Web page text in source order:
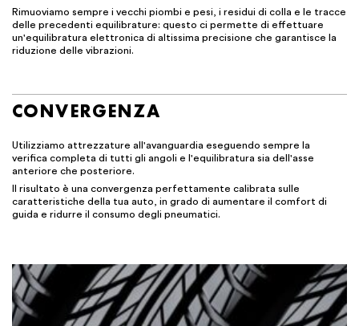
Rimuoviamo sempre i vecchi piombi e pesi, i residui di colla e le tracce
delle precedenti equilibrature: questo ci permette di effettuare
un'equilibratura elettronica di altissima precisione che garantisce la
riduzione delle vibrazioni.
CONVERGENZA
Utilizziamo attrezzature all'avanguardia eseguendo sempre la
verifica completa di tutti gli angoli e l'equilibratura sia dell'asse
anteriore che posteriore.
Il risultato è una convergenza perfettamente calibrata sulle
caratteristiche della tua auto, in grado di aumentare il comfort di
guida e ridurre il consumo degli pneumatici.